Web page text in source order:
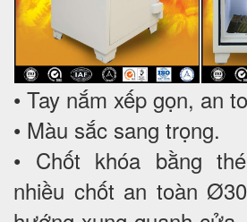
• Tay nắm xếp gọn, an
• Màu sắc sang trọng.
• Chốt khóa bằng
nhiều chốt an toàn